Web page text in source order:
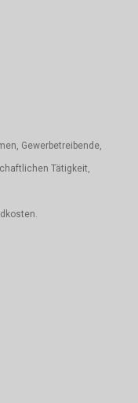
Gewerbetreibende,
Tätigkeit,